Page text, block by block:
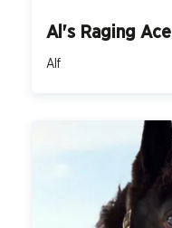
Al's Raging Ace
Alf